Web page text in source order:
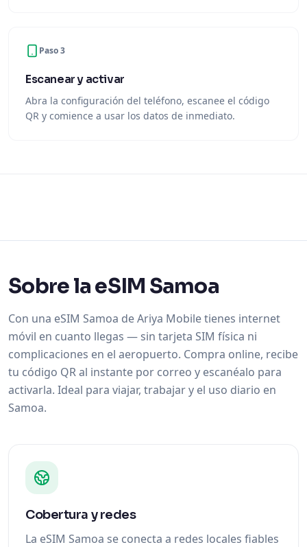
Paso 3
Escanear y activar
Abra la configuración del teléfono, escanee el código
QR y comience a usar los datos de inmediato.
Sobre la eSIM Samoa
Con una eSIM Samoa de Ariya Mobile tienes internet
móvil en cuanto llegas — sin tarjeta SIM física ni
complicaciones en el aeropuerto. Compra online, recibe
tu código QR al instante por correo y escanéalo para
activarla. Ideal para viajar, trabajar y el uso diario en
Samoa.
Cobertura y redes
La eSIM Samoa se conecta a redes locales fiables